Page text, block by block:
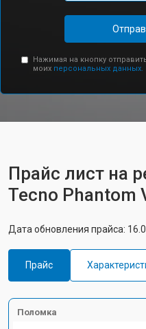
Нажимая на кнопку
моих персональных данных.
Прайс лист на
Tecno Phantom
Дата обновления прайса:
Прайс
Поломка